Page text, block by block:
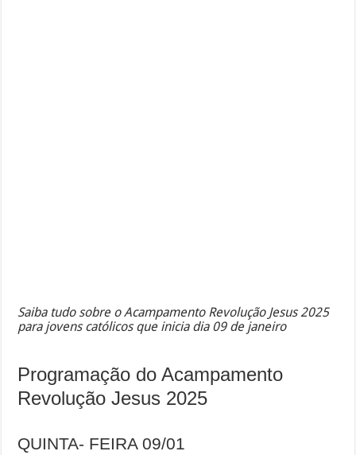
Saiba tudo sobre o Acampamento Revolução Jesus 2025
para jovens católicos que inicia dia 09 de janeiro
Programação do Acampamento
Revolução Jesus 2025
QUINTA- FEIRA 09/01